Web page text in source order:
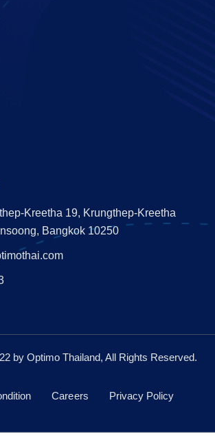
Kreetha 19, Krungthep-Kreetha
Bangkok 10250
by Optimo Thailand, All Rights Reserved.
Careers Privacy Policy